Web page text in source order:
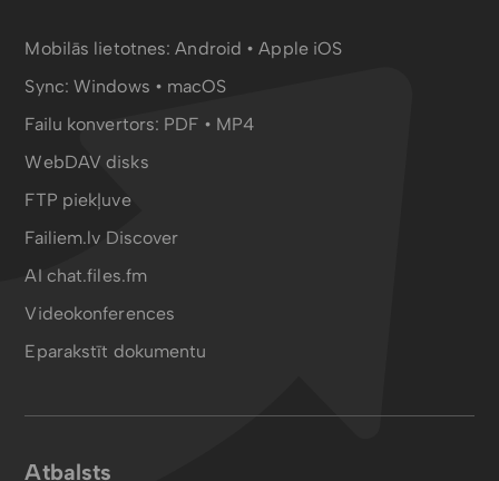
Mobilās lietotnes:Android •Apple iOS
Sync:Windows • macOS
Failu konvertors: PDF • MP4
WebDAV disks
FTP piekļuve
Failiem.lv Discover
AI chat.files.fm
Videokonferences
Eparakstīt dokumentu
Atbalsts